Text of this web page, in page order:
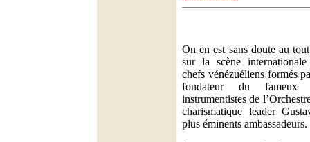
On en est sans doute au
sur la scène
chefs vénézuéliens formés
fondateur du fameux
instrumentistes de
charismatique leader
plus éminents ambassadeurs.